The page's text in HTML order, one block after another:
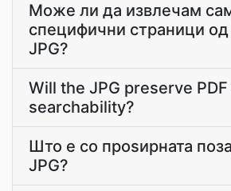
Може ли да извлечам
специфични страници од
JPG?
Will the JPG preserve
searchability?
Што е со проѕирната
JPG?